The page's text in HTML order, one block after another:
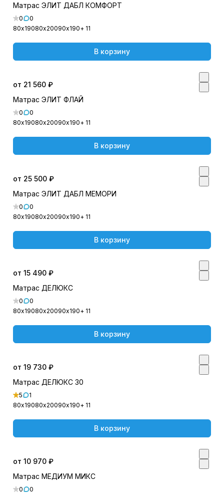
Матрас ЭЛИТ ДАБЛ КОМФОРТ
0
0
80х19080х20090х190+ 11
В корзину
от 21 560 ₽
Матрас ЭЛИТ ФЛАЙ
0
0
80х19080х20090х190+ 11
В корзину
от 25 500 ₽
Матрас ЭЛИТ ДАБЛ МЕМОРИ
0
0
80х19080х20090х190+ 11
В корзину
от 15 490 ₽
Матрас ДЕЛЮКС
0
0
80х19080х20090х190+ 11
В корзину
от 19 730 ₽
Матрас ДЕЛЮКС 30
5
1
80х19080х20090х190+ 11
В корзину
от 10 970 ₽
Матрас МЕДИУМ МИКС
0 0